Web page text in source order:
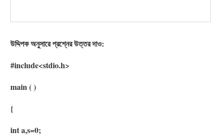
উদ্দিপক অনুসারে প্রশ্নের উত্তর দাও:
#include<stdio.h>
main ( )
{
int a,s=0;